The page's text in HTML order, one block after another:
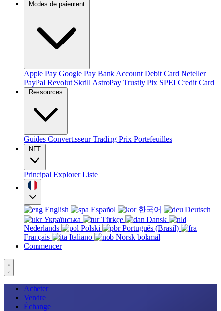
Modes de paiement
Apple Pay Google Pay Bank Account Debit Card Neteller
PayPal Revolut Skrill AstroPay Trustly Pix SPEI Credit Card
Ressources
Guides ConvertisseurTrading Prix Portefeuilles
NFT
Principal ExplorerListe
English Español 한국어
Deutsch
Українська
Türkçe
Dansk
Nederlands
Polski
Português (Brasil)
Français
Italiano
Norsk bokmål
Commencer
Acheter
Vendre
Échange